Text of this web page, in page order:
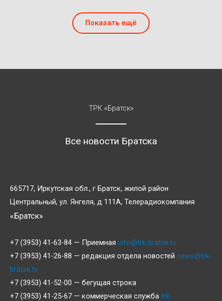
Показать ещё
ТРК «Братск»
Все новости Братска
665717, Иркутская обл., г Братск, жилой район
Центральный, ул. Янгеля, д 111А, Телерадиокомпания
«Братск»
+7 (3953) 41-63-84 — Приемная info@trk-bratsk.tv
+7 (3953) 41-26-88 — редакция отдела новостей news@trk-
bratsk.tv
+7 (3953) 41-52-00 — бегущая строка
+7 (3953) 41-25-67 — коммерческая служба trk-